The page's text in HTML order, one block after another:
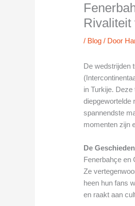
Rivaliteit
/ Blog / Door
De wedstrijden
in Turkije.
diepgewortelde
spannendste
momenten zijn
De
Fenerbahçe en
Ze
heen hun fans
en raakt aan